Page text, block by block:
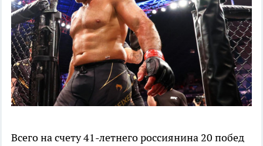
Всего на счету 41-летнего россиянина 20 побед